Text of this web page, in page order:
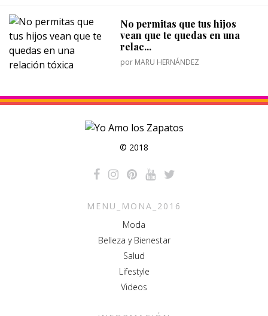
No permitas que tus hijos
vean que te quedas en una
relac...
por MARU HERNÁNDEZ
© 2018
MENU_MONA_2016
Moda
Belleza y Bienestar
Salud
Lifestyle
Videos